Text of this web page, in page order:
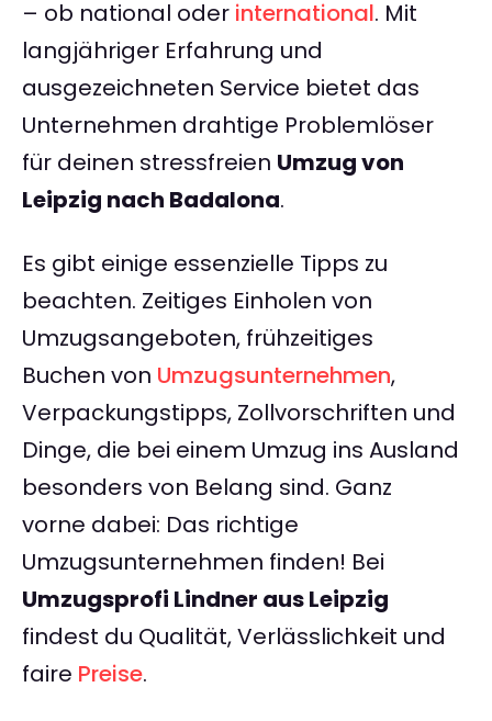
– ob national oder international. Mit
langjähriger Erfahrung und
ausgezeichneten Service bietet das
Unternehmen drahtige Problemlöser
für deinen stressfreien Umzug von
Leipzig nach Badalona.
Es gibt einige essenzielle Tipps zu
beachten. Zeitiges Einholen von
Umzugsangeboten, frühzeitiges
Buchen von Umzugsunternehmen,
Verpackungstipps, Zollvorschriften und
Dinge, die bei einem Umzug ins Ausland
besonders von Belang sind. Ganz
vorne dabei: Das richtige
Umzugsunternehmen finden! Bei
Umzugsprofi Lindner aus Leipzig
findest du Qualität, Verlässlichkeit und
faire Preise.